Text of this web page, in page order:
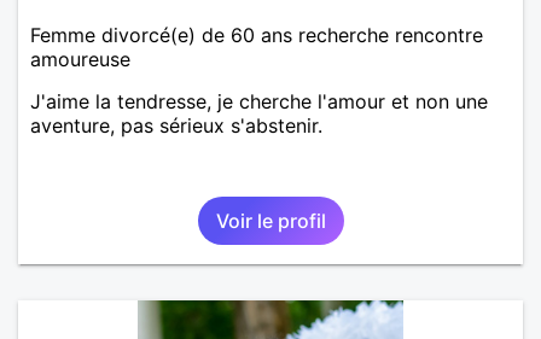
Femme divorcé(e) de 60 ans recherche rencontre
amoureuse
J'aime la tendresse, je cherche l'amour et non une
aventure, pas sérieux s'abstenir.
Voir le profil